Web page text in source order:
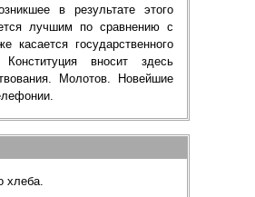
в результате этого
лучшим по сравнению с
государственного
вносит здесь
Молотов. Новейшие
хлеба.